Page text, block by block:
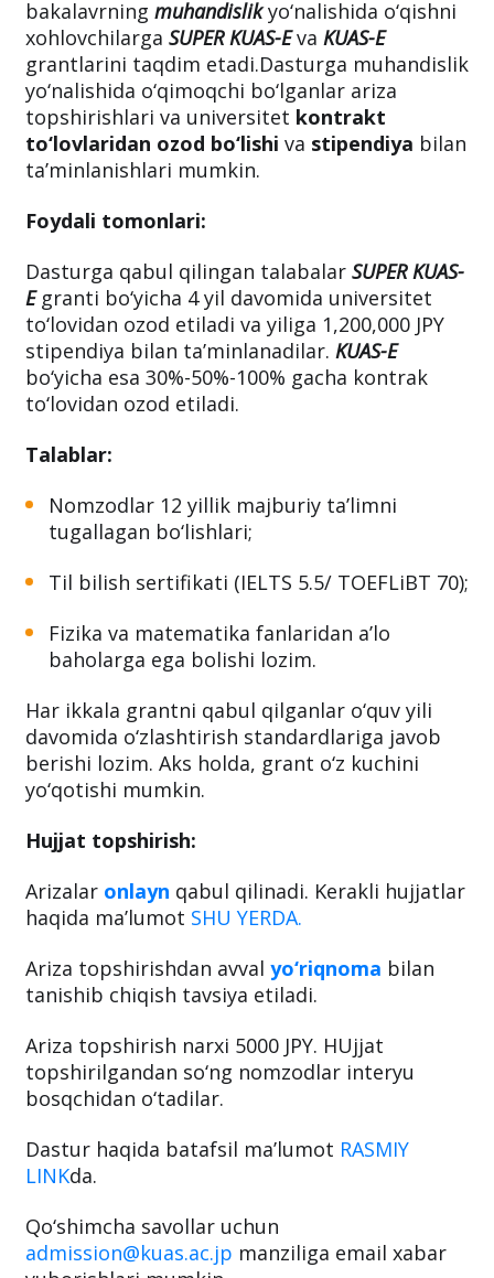
KUAS- Yaponiyaning Kyoto universiteti
bakalavrningmuhandislikyo‘nalishida o‘qishni
xohlovchilargaSUPER KUAS-E vaKUAS-E
grantlarini taqdim etadi.Dasturga muhandislik
yo‘nalishida o‘qimoqchi bo‘lganlar ariza
to‘lovlaridan ozod bo‘lishi
Foydali tomonlari:
Dasturga qabul qilingan talabalarSUPER KUAS-
Egranti bo‘yicha 4 yil davomida universitet
to‘lovidan ozod etiladi va yiliga 1,200,000 JPY
bo‘yicha esa 30%-50%-100% gacha kontrak
Talablar:
Nomzodlar 12 yillik majburiy ta’limni
Til bilish sertifikati (IELTS 5.5/ TOEFLiBT 70);
Fizika va matematika fanlaridan a’lo
baholarga ega bolishi lozim.
Har ikkala grantni qabul qilganlar o‘quv yili
berishi lozim. Aks holda, grant o‘z kuchini
Hujjat topshirish:
Arizalaronlaynqabul qilinadi. Kerakli hujjatlar
haqida ma’lumotSHU YERDA.
Ariza topshirishdan avvalyo‘riqnomabilan
tanishib chiqish tavsiya etiladi.
topshirilgandan so‘ng nomzodlar interyu
bosqchidan o‘tadilar.
Dastur haqida batafsil ma’lumot
LINKda.